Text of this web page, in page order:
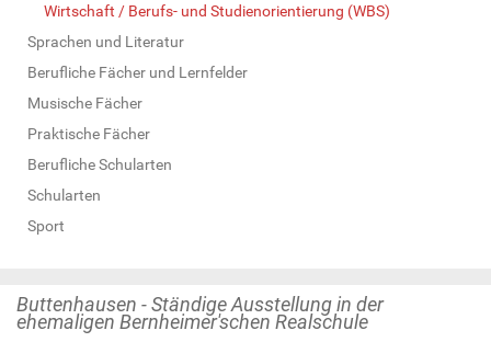
Wirtschaft / Berufs- und Studienorientierung (WBS)
Sprachen und Literatur
Berufliche Fächer und Lernfelder
Musische Fächer
Praktische Fächer
Berufliche Schularten
Schularten
Sport
Buttenhausen - Ständige Ausstellung in der
ehemaligen Bernheimer'schen Realschule